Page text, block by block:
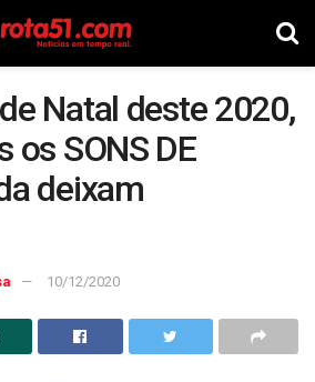
Natal deste 2020,
os SONS DE
deixam
10/12/2020